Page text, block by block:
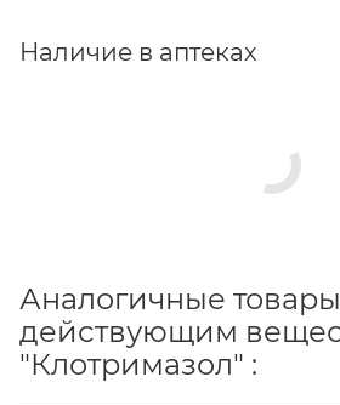
Наличие в аптеках
Аналогичные
действующим
"Клотримазол" :